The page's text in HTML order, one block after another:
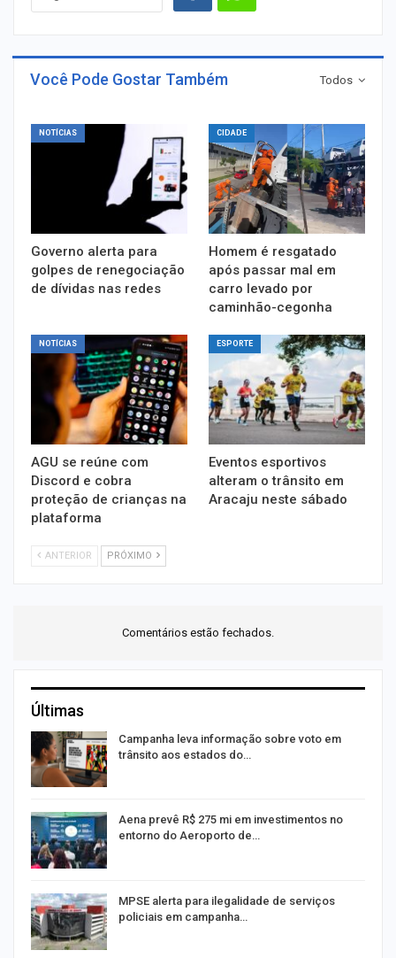
Todos
Você Pode Gostar Também
NOTÍCIAS
Governo alerta para
golpes de renegociação
de dívidas nas redes
CIDADE
Homem é resgatado
após passar mal em
carro levado por
caminhão-cegonha
NOTÍCIAS
AGU se reúne com
Discord e cobra
proteção de crianças na
plataforma
ESPORTE
Eventos esportivos
alteram o trânsito em
Aracaju neste sábado
ANTERIOR PRÓXIMO
Comentários estão fechados.
Últimas
Campanha leva informação sobre voto em
trânsito aos estados do…
Aena prevê R$ 275 mi em investimentos no
entorno do Aeroporto de…
MPSE alerta para ilegalidade de serviços
policiais em campanha…